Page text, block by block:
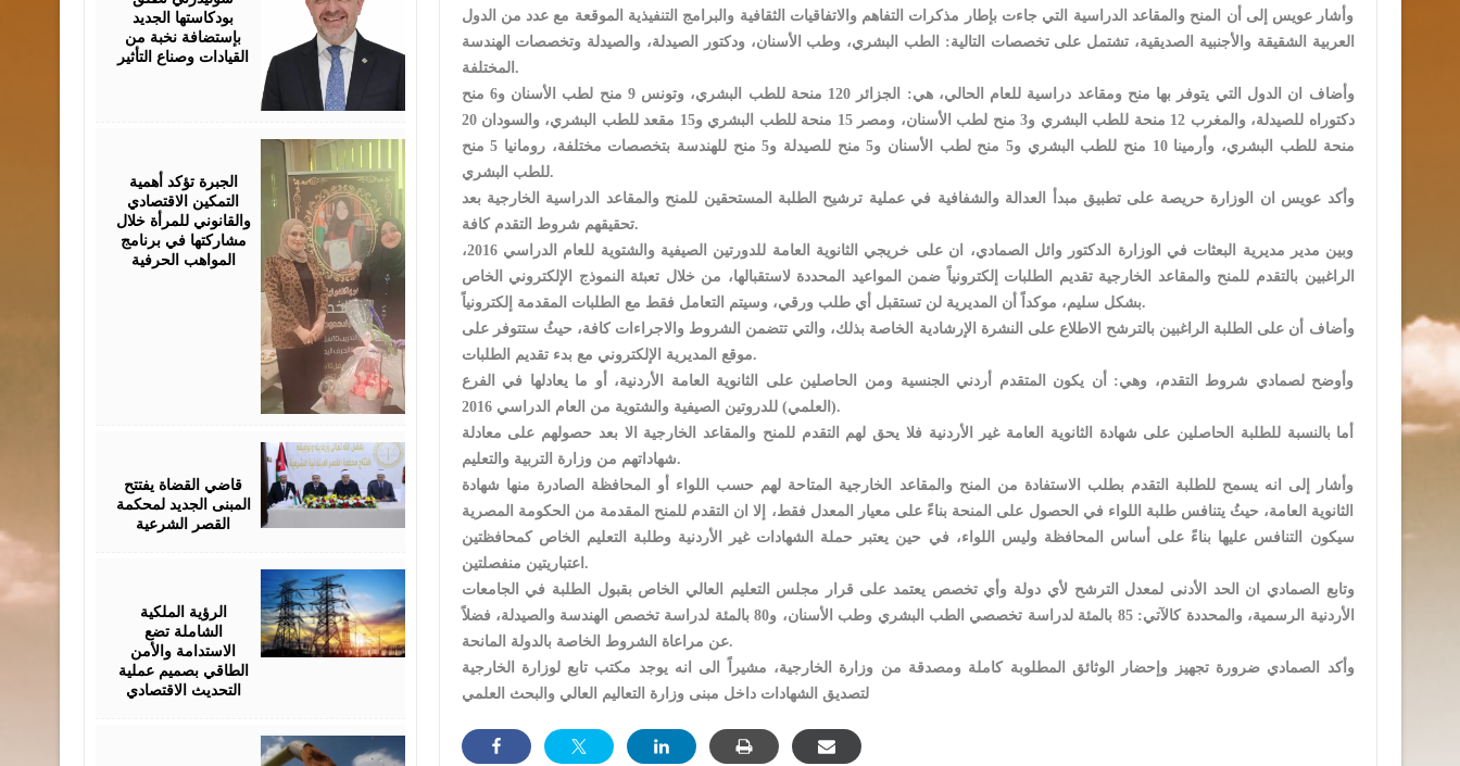
وأشار عويس إلى أن المنح والمقاعد الدراسية التي جاءت بإطار مذكرات التفاهم والاتفاقيات الثقافية والبرامج التنفيذية الموقعة مع عدد من الدول
العربية الشقيقة والأجنبية الصديقية، تشتمل على تخصصات التالية: الطب البشري، وطب الأسنان، ودكتور الصيدلة، والصيدلة وتخصصات الهندسة
المختلفة.
وأضاف ان الدول التي يتوفر بها منح ومقاعد دراسية للعام الحالي، هي: الجزائر 120 منحة للطب البشري، وتونس 9 منح لطب الأسنان و6 منح
دكتوراه للصيدلة، والمغرب 12 منحة للطب البشري و3 منح لطب الأسنان، ومصر 15 منحة للطب البشري و15 مقعد للطب البشري، والسودان 20
منحة للطب البشري، وأرمينا 10 منح للطب البشري و5 منح لطب الأسنان و5 منح للصيدلة و5 منح للهندسة بتخصصات مختلفة، رومانيا 5 منح
للطب البشري.
وأكد عويس ان الوزارة حريصة على تطبيق مبدأ العدالة والشفافية في عملية ترشيح الطلبة المستحقين للمنح والمقاعد الدراسية الخارجية بعد
تحقيقهم شروط التقدم كافة.
وبين مدير مديرية البعثات في الوزارة الدكتور وائل الصمادي، ان على خريجي الثانوية العامة للدورتين الصيفية والشتوية للعام الدراسي 2016،
الراغبين بالتقدم للمنح والمقاعد الخارجية تقديم الطلبات إلكترونياً ضمن المواعيد المحددة لاستقبالها، من خلال تعبئة النموذج الإلكتروني الخاص
بشكل سليم، موكداً أن المديرية لن تستقبل أي طلب ورقي، وسيتم التعامل فقط مع الطلبات المقدمة إلكترونياً.
وأضاف أن على الطلبة الراغبين بالترشح الاطلاع على النشرة الإرشادية الخاصة بذلك، والتي تتضمن الشروط والاجراءات كافة، حيثُ ستتوفر على
موقع المديرية الإلكتروني مع بدء تقديم الطلبات.
وأوضح لصمادي شروط التقدم، وهي: أن يكون المتقدم أردني الجنسية ومن الحاصلين على الثانوية العامة الأردنية، أو ما يعادلها في الفرع
(العلمي) للدروتين الصيفية والشتوية من العام الدراسي 2016.
أما بالنسبة للطلبة الحاصلين على شهادة الثانوية العامة غير الأردنية فلا يحق لهم التقدم للمنح والمقاعد الخارجية الا بعد حصولهم على معادلة
شهاداتهم من وزارة التربية والتعليم.
وأشار إلى انه يسمح للطلبة التقدم بطلب الاستفادة من المنح والمقاعد الخارجية المتاحة لهم حسب اللواء أو المحافظة الصادرة منها شهادة
الثانوية العامة، حيثُ يتنافس طلبة اللواء في الحصول على المنحة بناءً على معيار المعدل فقط، إلا ان التقدم للمنح المقدمة من الحكومة المصرية
سيكون التنافس عليها بناءً على أساس المحافظة وليس اللواء، في حين يعتبر حملة الشهادات غير الأردنية وطلبة التعليم الخاص كمحافظتين
اعتباريتين منفصلتين.
وتابع الصمادي ان الحد الأدنى لمعدل الترشح لأي دولة وأي تخصص يعتمد على قرار مجلس التعليم العالي الخاص بقبول الطلبة في الجامعات
الأردنية الرسمية، والمحددة كالآتي: 85 بالمئة لدراسة تخصصي الطب البشري وطب الأسنان، و80 بالمئة لدراسة تخصص الهندسة والصيدلة، فضلاً
عن مراعاة الشروط الخاصة بالدولة المانحة.
وأكد الصمادي ضرورة تجهيز وإحضار الوثائق المطلوبة كاملة ومصدقة من وزارة الخارجية، مشيراً الى انه يوجد مكتب تابع لوزارة الخارجية
لتصديق الشهادات داخل مبنى وزارة التعاليم العالي والبحث العلمي
بودكاستها الجديد
بإستضافة نخبة من
القيادات وصناع التأثير
الجبرة تؤكد أهمية
التمكين الاقتصادي
والقانوني للمرأة خلال
مشاركتها في برنامج
المواهب الحرفية
قاضي القضاة يفتتح
المبنى الجديد لمحكمة
القصر الشرعية
الرؤية الملكية
الشاملة تضع
الاستدامة والأمن
الطاقي بصميم عملية
التحديث الاقتصادي